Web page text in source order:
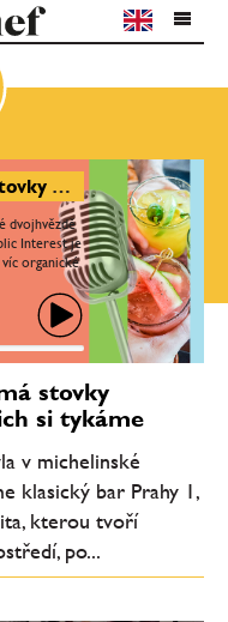
Filip Žák: Public Interest má stovky štamgastů, s většinou z nich si tykáme
dvojhvězdě
Interest je
organické
stovky
si tykáme
v michelinské
klasický bar Prahy 1,
kterou tvoří
po...